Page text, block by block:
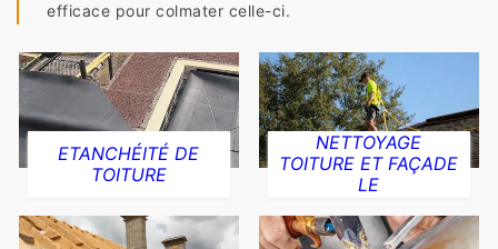
efficace pour colmater celle-ci.
ETANCHÉITÉ DE
TOITURE
NETTOYAGE
TOITURE ET FAÇADE
LE